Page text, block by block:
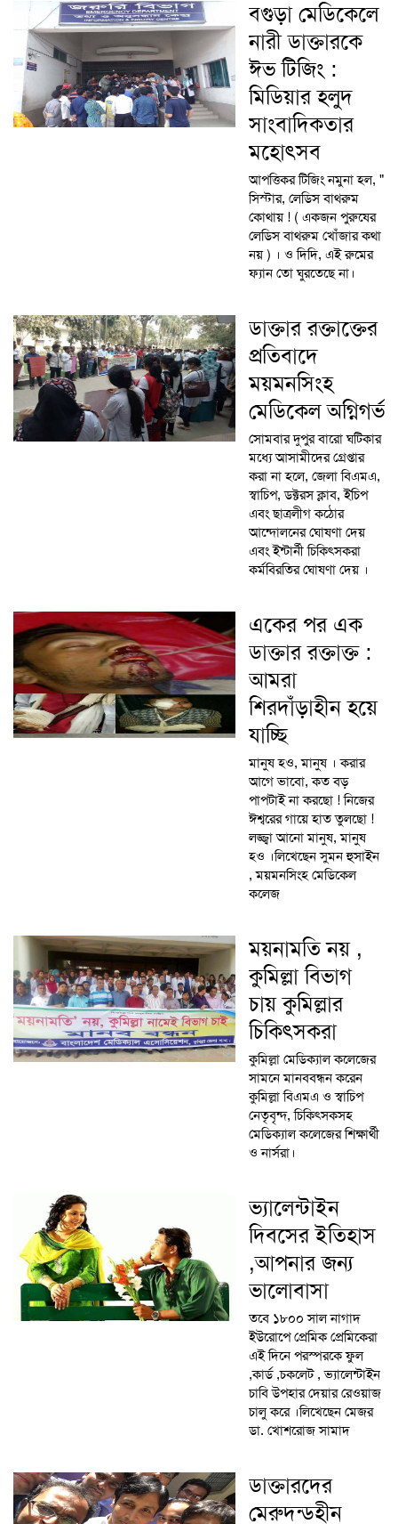
বগুড়া মেডিকেলে
নারী ডাক্তারকে
ঈভ টিজিং :
মিডিয়ার হলুদ
সাংবাদিকতার
মহোৎসব
আপত্তিকর টিজিং নমুনা হল, "
সিস্টার, লেডিস বাথরুম
কোথায় ! ( একজন পুরুষের
লেডিস বাথরুম খোঁজার কথা
নয় ) । ও দিদি, এই রুমের
ফ্যান তো ঘুরতেছে না।
ডাক্তার রক্তাক্তের
প্রতিবাদে
ময়মনসিংহ
মেডিকেল অগ্নিগর্ভ
সোমবার দুপুর বারো ঘটিকার
মধ্যে আসামীদের গ্রেপ্তার
করা না হলে, জেলা বিএমএ,
স্বাচিপ, ডক্টরস ক্লাব, ইচিপ
এবং ছাত্রলীগ কঠোর
আন্দোলনের ঘোষণা দেয়
এবং ইন্টার্নী চিকিৎসকরা
কর্মবিরতির ঘোষণা দেয় ।
একের পর এক
ডাক্তার রক্তাক্ত :
আমরা
শিরদাঁড়াহীন হয়ে
যাচ্ছি
মানুষ হও, মানুষ । করার
আগে ভাবো, কত বড়
পাপটাই না করছো ! নিজের
ঈশ্বরের গায়ে হাত তুলছো !
লজ্জ্বা আনো মানুষ, মানুষ
হও ।লিখেছেন সুমন হুসাইন
, ময়মনসিংহ মেডিকেল
কলেজ
ময়নামতি নয় ,
কুমিল্লা বিভাগ
চায় কুমিল্লার
চিকিৎসকরা
কুমিল্লা মেডিক্যাল কলেজের
সামনে মানববন্ধন করেন
কুমিল্লা বিএমএ ও স্বাচিপ
নেতৃবৃন্দ, চিকিৎসকসহ
মেডিক্যাল কলেজের শিক্ষার্থী
ও নার্সরা।
ভ্যালেন্টাইন
দিবসের ইতিহাস
,আপনার জন্য
ভালোবাসা
তবে ১৮০০ সাল নাগাদ
ইউরোপে প্রেমিক প্রেমিকেরা
এই দিনে পরস্পরকে ফুল
,কার্ড ,চকলেট , ভ্যালেন্টাইন
চাবি উপহার দেয়ার রেওয়াজ
চালু করে ।লিখেছেন মেজর
ডা. খোশরোজ সামাদ
ডাক্তারদের
মেরুদন্ডহীন